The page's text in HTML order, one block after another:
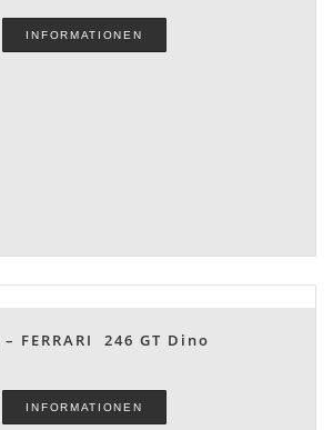
INFORMATIONEN
– FERRARI 246 GT Dino
INFORMATIONEN